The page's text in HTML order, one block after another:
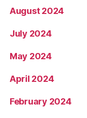
August 2024
July 2024
May 2024
April 2024
February 2024